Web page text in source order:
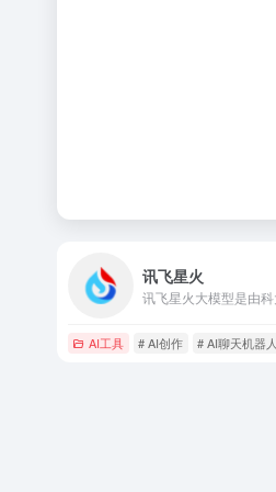
讯飞星火
AI工具 # AI创作 # AI聊天机器人